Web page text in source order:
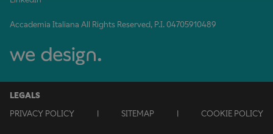
Accademia Italiana All Rights Reserved, P.I. 04705910489
LEGALS
PRIVACY POLICY
SITEMAP COOKIE POLICY